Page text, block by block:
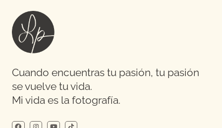
Cuando encuentras tu pasión, tu pasión
se vuelve tu vida.
Mi vida es la fotografía.